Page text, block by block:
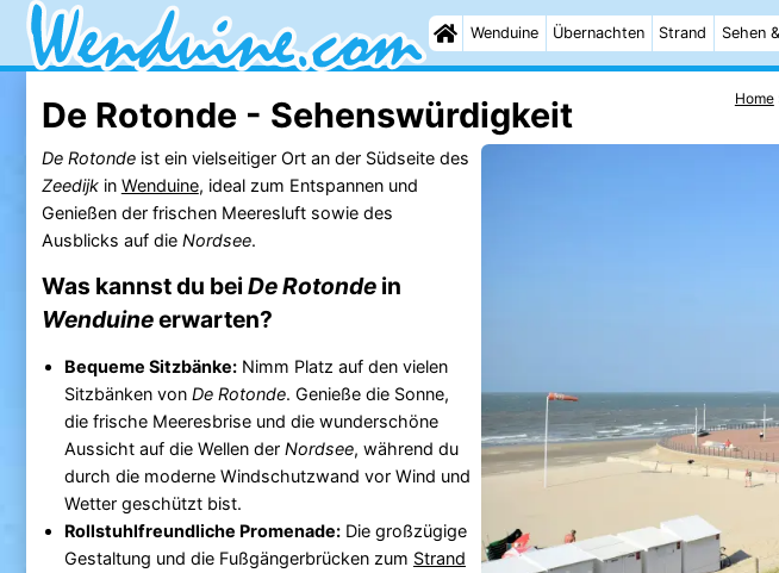
Wenduine Übernachten Strand Sehen
Home
De Rotonde - Sehenswürdigkeit
De Rotondeist ein vielseitiger Ort an der Südseite des
Zeedijkin Wenduine, ideal zum Entspannen und
Genießen der frischen Meeresluft sowie des
Ausblicks auf die Nordsee.
Was kannst du bei De Rotondein
Wenduineerwarten?
Bequeme Sitzbänke:Nimm Platz auf den vielen
Sitzbänken von De Rotonde. Genieße die Sonne,
die frische Meeresbrise und die wunderschöne
Aussicht auf die Wellen der Nordsee, während du
durch die moderne Windschutzwand vor Wind und
Wetter geschützt bist.
Rollstuhlfreundliche Promenade:Die großzügige
Gestaltung und die Fußgängerbrücken zum Strand